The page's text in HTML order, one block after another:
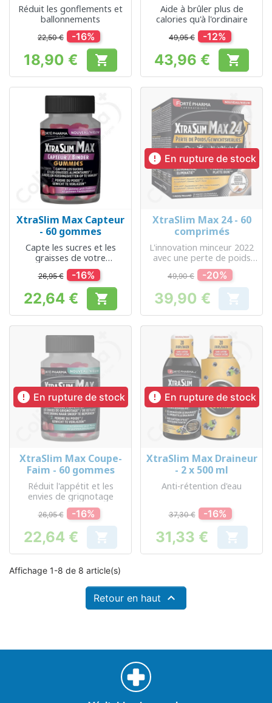
Réduit les gonflements et
ballonnements
22,50 € -16%
Prix
18,90 € 
Aide à brûler plus de
calories qu'à l'ordinaire
49,95 € -12%
Prix
43,96 € 
XtraSlim Max Capteur
- 60 gommes
Capte les sucres et les
graisses de votre
alimentation
26,95 € -16%
Prix
22,64 € 
 En rupture de stock
XtraSlim Max 24 - 60
comprimés
L'innovation minceur 2022
avec une perte de poids
jour et nuit
49,90 € -20%
Prix
39,90 € 
 En rupture de stock
XtraSlim Max Coupe-
Faim - 60 gommes
Réduit l'appétit et les
envies de grignotage
26,95 € -16%
Prix
22,64 € 
 En rupture de stock
XtraSlim Max Draineur
- 2 x 500 ml
Anti-rétention d'eau
37,30 € -16%
Prix
31,33 € 
Affichage 1-8 de 8 article(s)
Retour en haut 